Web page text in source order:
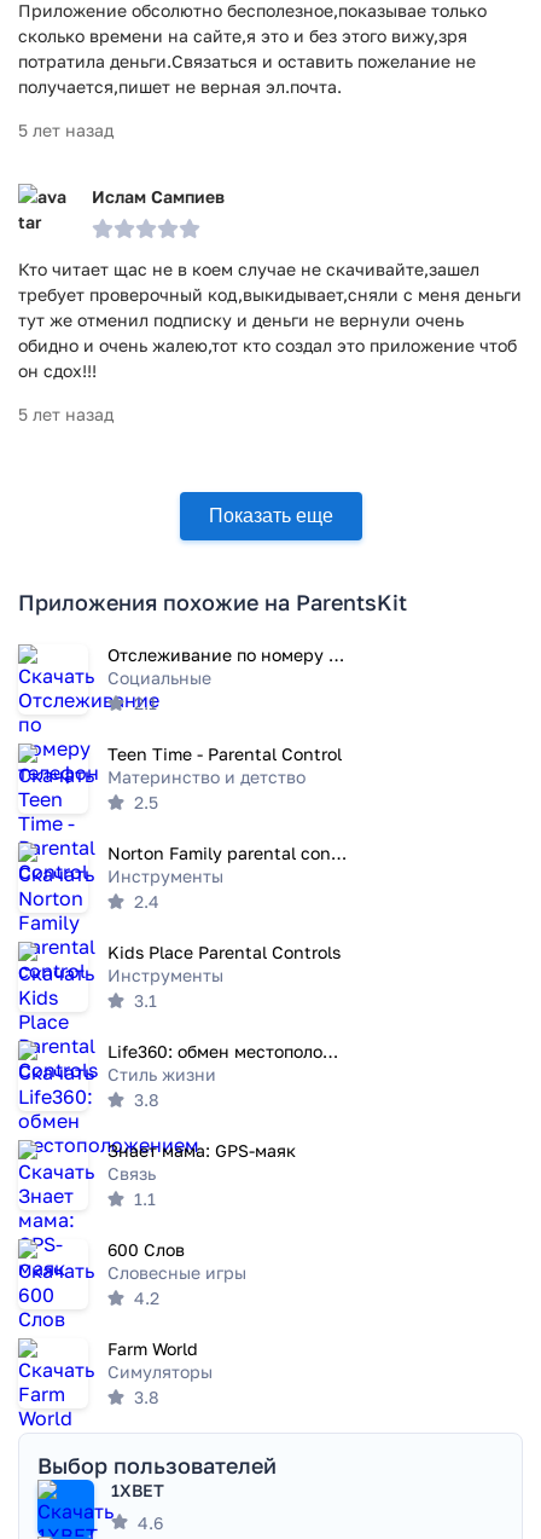
Приложение обсолютно бесполезное,показывае только
сколько времени на сайте,я это и без этого вижу,зря
потратила деньги.Связаться и оставить пожелание не
получается,пишет не верная эл.почта.
5 лет назад
Ислам Сампиев
Кто читает щас не в коем случае не скачивайте,зашел
требует проверочный код,выкидывает,сняли с меня деньги
тут же отменил подписку и деньги не вернули очень
обидно и очень жалею,тот кто создал это приложение чтоб
он сдох!!!
5 лет назад
Показать еще
Приложения похожие на ParentsKit
Отслеживание по номеру телефон
Социальные
2.1
Teen Time - Parental Control
Материнство и детство
2.5
Norton Family parental control
Инструменты
2.4
Kids Place Parental Controls
Инструменты
3.1
Life360: обмен местоположением
Стиль жизни
3.8
Знает мама: GPS-маяк
Связь
1.1
600 Слов
Словесные игры
4.2
Farm World
Симуляторы
3.8
Выбор пользователей
1XBET
4.6